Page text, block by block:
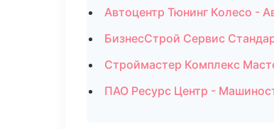
Автоцентр Тюнинг Колесо -
БизнесСтрой Сервис
Строймастер Комплекс
ПАО Ресурс Центр -